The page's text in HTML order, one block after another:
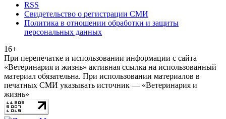
RSS
Свидетельство о регистрации СМИ
Политика в отношении обработки и защиты
персональных данных
16+
При перепечатке и использовании информации с сайта
«Ветеринария и жизнь» активная ссылка на использованный
материал обязательна. При использовании материалов в
печатных СМИ указывать источник — «Ветеринария и
жизнь»